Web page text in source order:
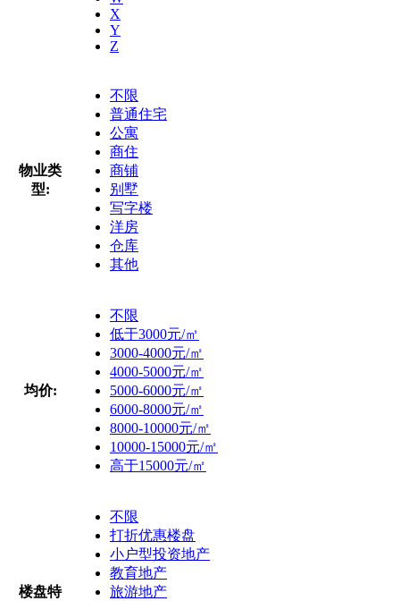
X
Y
Z
物业类
型:
不限
普通住宅
公寓
商住
商铺
别墅
写字楼
洋房
仓库
其他
均价:
不限
低于3000元/㎡
3000-4000元/㎡
4000-5000元/㎡
5000-6000元/㎡
6000-8000元/㎡
8000-10000元/㎡
10000-15000元/㎡
高于15000元/㎡
楼盘特
不限
打折优惠楼盘
小户型投资地产
教育地产
旅游地产